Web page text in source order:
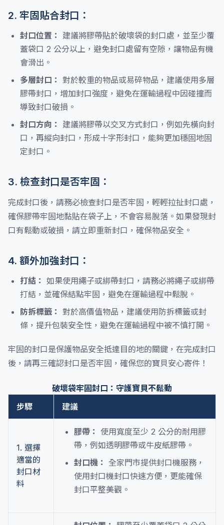
2. 牢固貼合封口：
封口位置：
建議將膠帶貼於破壞袋的封口處，並至少覆
蓋袋口 2 公分以上，避免封口處留有空隙，讓物品有機
會滑出。
多層封口： 對於較重的物品或易碎物品，建議使用多層
膠帶封口，增加封口強度，避免在運輸過程中因碰撞而
導致封口破損。
封口方向：
建議將膠帶以交叉方式封口，例如先橫向封
口，再縱向封口，形成十字形封口，能夠更加穩固地固
定封口。
3. 檢查封口是否牢固：
完成封口後，請務必檢查封口是否牢固，輕輕拉扯封口處，
確保膠帶牢固地黏貼在袋子上，不會容易脫落。如果發現封
口有鬆動或破損，請立即重新封口，確保物品安全。
4. 額外加強封口：
打結： 如果使用繩子或綁帶封口，請務必將繩子或綁帶
打結，並確保結點牢固，避免在運輸過程中鬆脫。
防拆標籤： 對於高價值物品，建議使用防拆標籤或封
條，提升包裝安全性，避免在運輸過程中被不慎打開。
牢固的封口是保護物品安全抵達目的地的關鍵，在完成封口
後，請再三確認封口是否牢固，確保您的寶貝安心寄件！
破壞袋牢固封口：守護寶貝不鬆動
步驟
建議
1. 選擇
適當的
封口材
料
膠帶： 使用寬度至少 2 公分的耐用膠
帶，例如透明膠帶或牛皮紙膠帶。
封口機：
全家門市提供封口機服務，
使用封口機封口快速方便，更能確保
封口平整美觀。